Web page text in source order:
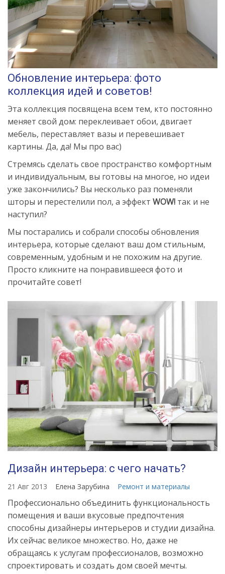
Обновление интерьера: фото
коллекция идей и советов!
Эта коллекция посвящена всем тем, кто постоянно
меняет свой дом: переклеивает обои, двигает
мебель, переставляет вазы и перевешивает
картины. Да, да! Мы про вас)
Стремясь сделать свое пространство комфортным
и индивидуальным, вы готовы на многое, но идеи
уже закончились? Вы несколько раз поменяли
шторы и перестелили пол, а эффект WOW! так и не
наступил?
Мы постарались и собрали способы обновления
интерьера, которые сделают ваш дом стильным,
современным, удобным и не похожим на другие.
Просто кликните на понравившееся фото и
прочитайте совет!
Дизайн интерьера: с чего начать?
21 Авг 2013 Елена Зарубина Ремонт и материалы
Профессионально объединить функциональность
помещения и ваши вкусовые предпочтения
способны дизайнеры интерьеров и студии дизайна.
Их сейчас великое множество. Но, даже не
обращаясь к услугам профессионалов, возможно
спроектировать и создать дом своей мечты.